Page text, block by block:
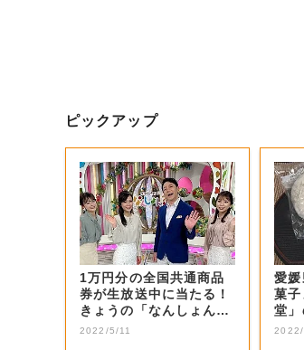
ピックアップ
1万円分の全国共通商品
券が生放送中に当たる！
きょうの「なんしょん？
生電話クイズ」...
2022/5/11
愛
菓子
堂」